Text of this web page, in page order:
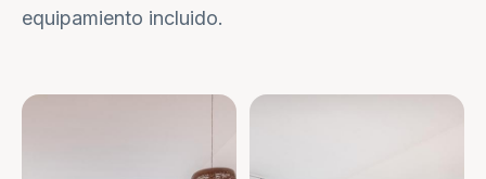
equipamiento incluido.